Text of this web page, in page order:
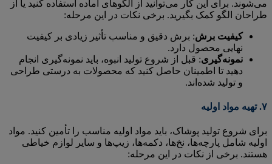
می‌شوند. برای این کار می‌توانید از الگوهای آماده استفاده کنید یا از
طراحان الگو کمک بگیرید. برخی نکات در این مرحله:
کیفیت برش: برش دقیق و مناسب تأثیر زیادی بر کیفیت
نهایی محصول دارد.
نمونه‌گیری: قبل از شروع تولید انبوه، باید نمونه‌گیری انجام
دهید تا اطمینان حاصل کنید که محصولات به درستی طراحی
و تولید شده‌اند.
۷. تهیه مواد اولیه
برای شروع تولید پوشاک، باید مواد اولیه مناسب را تأمین کنید. مواد
اولیه شامل پارچه‌ها، نخ‌ها، دکمه‌ها، زیپ‌ها و سایر لوازم خیاطی
هستند. برخی از نکات در این مرحله: